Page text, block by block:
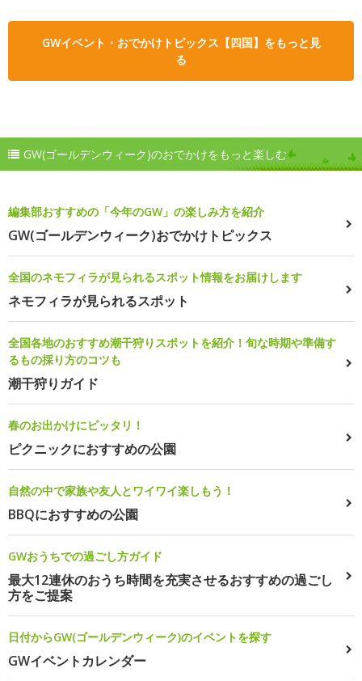
GWイベント・おでかけトピックス【四国】をもっと見
る
GW(ゴールデンウィーク)のおでかけをもっと楽しむ
編集部おすすめの「今年のGW」の楽しみ方を紹介
GW(ゴールデンウィーク)おでかけトピックス
全国のネモフィラが見られるスポット情報をお届けします
ネモフィラが見られるスポット
全国各地のおすすめ潮干狩りスポットを紹介！旬な時期や準備す
るもの採り方のコツも
潮干狩りガイド
春のお出かけにピッタリ！
ピクニックにおすすめの公園
自然の中で家族や友人とワイワイ楽しもう！
BBQにおすすめの公園
GWおうちでの過ごし方ガイド
最大12連休のおうち時間を充実させるおすすめの過ごし
方をご提案
日付からGW(ゴールデンウィーク)のイベントを探す
GWイベントカレンダー